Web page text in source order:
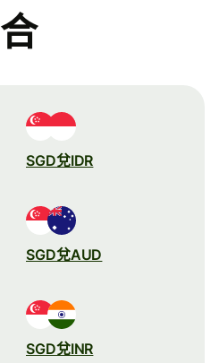
合
SGD兌IDR
SGD兌AUD
SGD兌INR